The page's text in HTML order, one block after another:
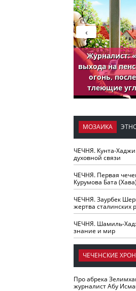
Журналист:
выхода на
огонь,
тлеющие
‹
МОЗАИКА
ЧЕЧНЯ. Кунта-
духовной связи
ЧЕЧНЯ. Первая
Курумова Бата (Хава)
ЧЕЧНЯ. Заурбек
жертва сталинских
ЧЕЧНЯ. Шамиль-
знание и мир
ЧЕЧЕНСКИЕ
Про абрека
журналист Абу